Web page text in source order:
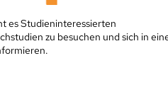
es Studieninteressierten
zu besuchen und sich in